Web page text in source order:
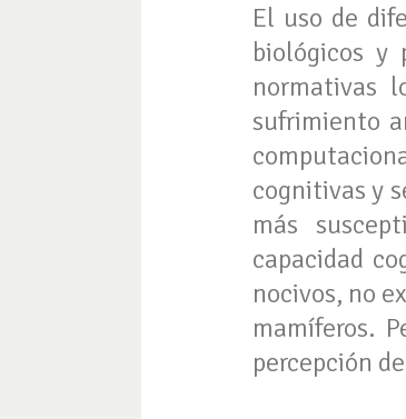
El uso de
biológicos y
normativas
sufrimiento
cognitivas y
más
capacidad
nocivos, no
mamíferos.
percepción